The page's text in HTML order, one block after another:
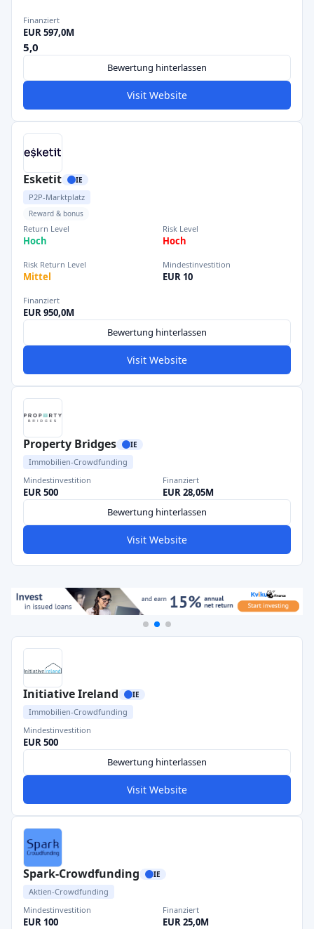
Finanziert
EUR 597,0M
5,0
Bewertung hinterlassen
Visit Website
Esketit IE
P2P-Marktplatz
Reward & bonus
Return Level
Hoch
Risk Level
Hoch
Risk Return Level
Mittel
Mindestinvestition
EUR 10
Finanziert
EUR 950,0M
Bewertung hinterlassen
Visit Website
Property Bridges IE
Immobilien-Crowdfunding
Mindestinvestition
EUR 500
Finanziert
EUR 28,05M
Bewertung hinterlassen
Visit Website
Initiative Ireland IE
Immobilien-Crowdfunding
Mindestinvestition
EUR 500
Bewertung hinterlassen
Visit Website
Spark-Crowdfunding IE
Aktien-Crowdfunding
Mindestinvestition
EUR 100
Finanziert
EUR 25,0M